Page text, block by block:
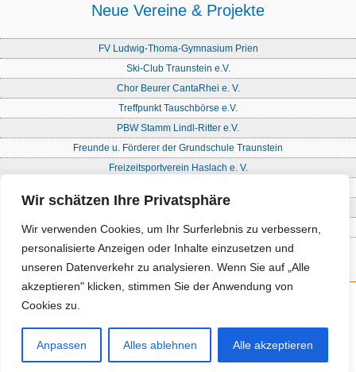
Wir schätzen Ihre Privatsphäre
Wir verwenden Cookies, um Ihr Surferlebnis zu verbessern,
personalisierte Anzeigen oder Inhalte einzusetzen und
unseren Datenverkehr zu analysieren. Wenn Sie auf „Alle
akzeptieren" klicken, stimmen Sie der Anwendung von
Cookies zu.
Anpassen Alles ablehnen Alle akzeptieren
Neue Vereine & Projekte
FV Ludwig-Thoma-Gymnasium Prien
Ski-Club Traunstein e.V.
Chor Beurer CantaRhei e. V.
Treffpunkt Tauschbörse e.V.
PBW Stamm Lindl-Ritter e.V.
Freunde u. Förderer der Grundschule Traunstein
Freizeitsportverein Haslach e. V.
Initiative Nandlstadt Eltern für Kinder e. V.
Reit- und Fahrverein Traunstein e. V
Impressum
Datenschutz